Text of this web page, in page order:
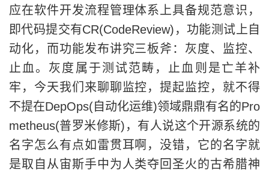
应在软件开发流程管理体系上具备规范意识，
即代码提交有CR(CodeReview)，功能测试上自
动化，而功能发布讲究三板斧：灰度、监控、
止血。灰度属于测试范畴，止血则是亡羊补
牢，今天我们来聊聊监控，提起监控，就不得
不提在DepOps(自动化运维)领域鼎鼎有名的Pro
metheus(普罗米修斯)，有人说这个开源系统的
名字怎么有点如雷贯耳啊，没错，它的名字就
是取自从宙斯手中为人类夺回圣火的古希腊神